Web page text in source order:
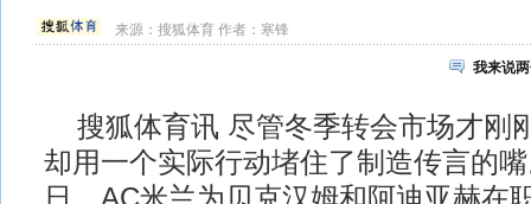
来源：搜狐体育 作者：寒锋
我来说
搜狐体育讯 尽管冬季转会市场才刚
却用一个实际行动堵住了制造传言的